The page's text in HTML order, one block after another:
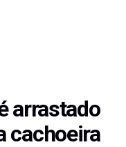
arrastado
cachoeira